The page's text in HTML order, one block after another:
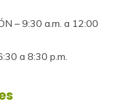
– 9:30 a.m. a 12:00
a 8:30 p.m.